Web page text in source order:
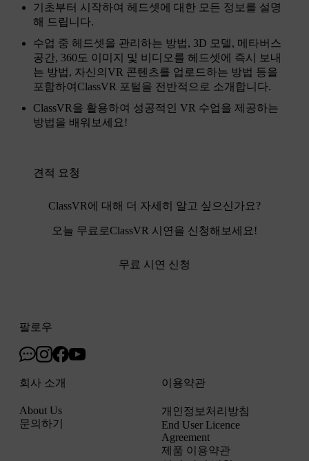
기초부터 시작하여 헤드셋에 대한 모든 정보를 설명
해 드립니다.
수업 중 헤드셋을 관리하는 방법, 3D 모델, 메타버스
공간, 360도 이미지 및 비디오를 헤드셋에 즉시 보내
는 방법, 자신의VR 콘텐츠를 업로드하는 방법 등을
포함하여ClassVR 포털을 전반적으로 소개합니다.
ClassVR을 활용하여 성공적인 VR 수업을 제공하는
방법을 배워보세요!
견적 요청
ClassVR에 대해 더 자세히 알고 싶으신가요?
오늘 무료로ClassVR 시연을 신청해보세요!
무료 시연 신청
팔로우
회사 소개
About Us
문의하기
이용약관
개인정보처리방침
End User Licence
Agreement
제품 이용약관